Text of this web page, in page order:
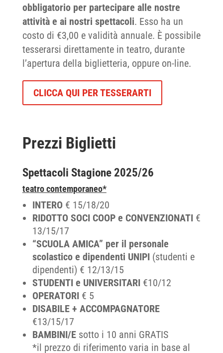
obbligatorio per partecipare alle nostre
attività e ai nostri spettacoli. Esso ha un
costo di €3,00 e validità annuale. È possibile
tesserarsi direttamente in teatro, durante
l’apertura della biglietteria, oppure on-line.
CLICCA QUI PER TESSERARTI
Prezzi Biglietti
Spettacoli Stagione 2025/26
teatro contemporaneo*
INTERO € 15/18/20
RIDOTTO SOCI COOP e CONVENZIONATI €
13/15/17
“SCUOLA AMICA” per il personale
scolastico e dipendenti UNIPI (studenti e
dipendenti) € 12/13/15
STUDENTI e UNIVERSITARI €10/12
OPERATORI € 5
DISABILE + ACCOMPAGNATORE
€13/15/17
BAMBINI/Esotto i 10 anni GRATIS
*il prezzo di riferimento varia in base al